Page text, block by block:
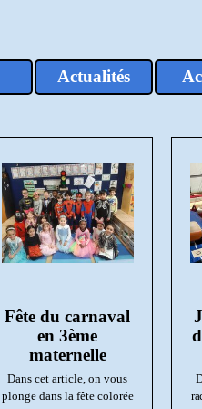
▼
Actualités
Fête du carnaval
en 3ème
maternelle
Dans cet article, on vous
plonge dans la fête colorée